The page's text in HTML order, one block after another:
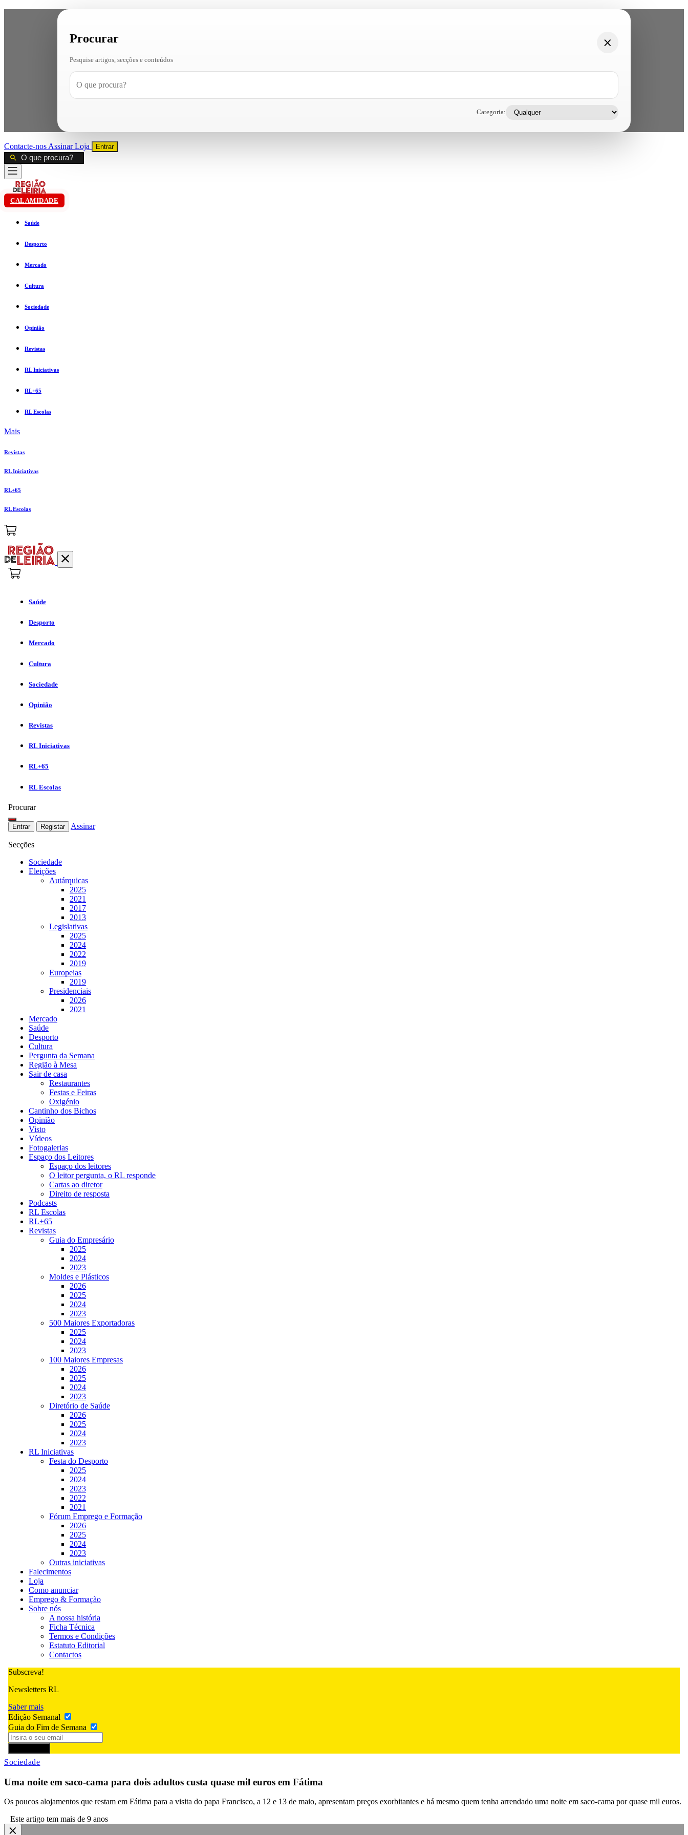
Procurar
Pesquise artigos, secções e conteúdos
Categoria:
Contacte-nos AssinarLoja Entrar
CALAMIDADE
Saúde
Desporto
Mercado
Cultura
Sociedade
Opinião
Revistas
RL Iniciativas
RL+65
RL Escolas
Mais
Revistas
RL Iniciativas
RL+65
RL Escolas
Saúde
Desporto
Mercado
Cultura
Sociedade
Opinião
Revistas
RL Iniciativas
RL+65
RL Escolas
Procurar
Entrar Registar Assinar
Secções
Sociedade
Eleições
Autárquicas
2025
2021
2017
2013
Legislativas
2025
2024
2022
2019
Europeias
2019
Presidenciais
2026
2021
Mercado
Saúde
Desporto
Cultura
Pergunta da Semana
Região à Mesa
Sair de casa
Restaurantes
Festas e Feiras
Oxigénio
Cantinho dos Bichos
Opinião
Visto
Vídeos
Fotogalerias
Espaço dos Leitores
Espaço dos leitores
O leitor pergunta, o RL responde
Cartas ao diretor
Direito de resposta
Podcasts
RL Escolas
RL+65
Revistas
Guia do Empresário
2025
2024
2023
Moldes e Plásticos
2026
2025
2024
2023
500 Maiores Exportadoras
2025
2024
2023
100 Maiores Empresas
2026
2025
2024
2023
Diretório de Saúde
2026
2025
2024
2023
RL Iniciativas
Festa do Desporto
2025
2024
2023
2022
2021
Fórum Emprego e Formação
2026
2025
2024
2023
Outras iniciativas
Falecimentos
Loja
Como anunciar
Emprego & Formação
Sobre nós
A nossa história
Ficha Técnica
Termos e Condições
Estatuto Editorial
Contactos
Subscreva!
Newsletters RL
Saber mais
Edição Semanal
Guia do Fim de Semana
Sociedade
Uma noite em saco-cama para dois adultos custa quase mil euros em Fátima
Os poucos alojamentos que restam em Fátima para a visita do papa Francisco, a 12 e 13 de maio, apresentam preços exorbitantes e há mesmo quem tenha arrendado uma noite em saco-cama por quase mil euros.
Este artigo tem mais de 9 anos